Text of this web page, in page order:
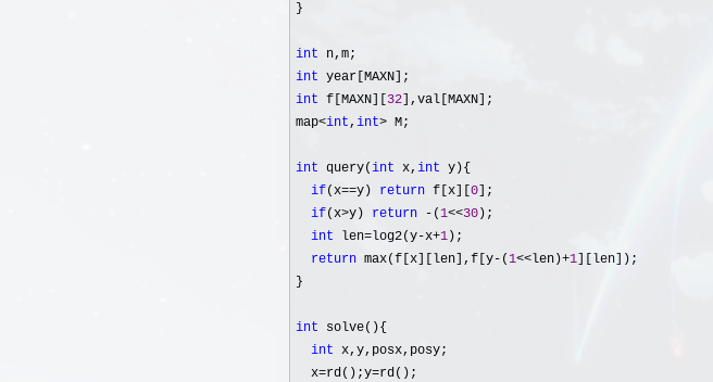
}
int
int
int f[MAXN][ 32 ],val[MAXN];
map<int, int> M;
int query(int x, int y){
if(x==y) return f[x][ 0 ];
if(x>y) return -(1<<30 );
int len=log2(y-x+1 );
return max(f[x][len],f[y-(1<<len)+1 ][len]);
}
int solve(){
int x,y,posx,posy;
  x
=rd();y=rd();